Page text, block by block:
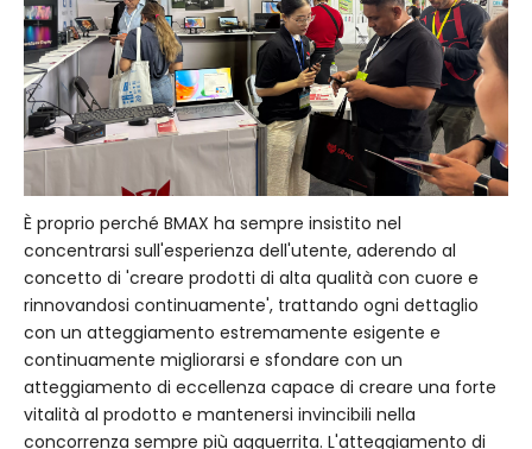
È proprio perché BMAX ha sempre insistito nel
concentrarsi sull'esperienza dell'utente, aderendo al
concetto di 'creare prodotti di alta qualità con cuore e
rinnovandosi continuamente', trattando ogni dettaglio
con un atteggiamento estremamente esigente e
continuamente migliorarsi e sfondare con un
atteggiamento di eccellenza capace di creare una forte
vitalità al prodotto e mantenersi invincibili nella
concorrenza sempre più agguerrita. L'atteggiamento di